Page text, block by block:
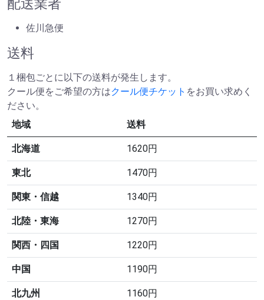
配送業者
佐川急便
送料
１梱包ごとに以下の送料が発生します。
クール便をご希望の方はクール便チケット をお買い求めく
ださい。
地域
送料
北海道 1620円
東北 1470円
関東・信越 1340円
北陸・東海 1270円
関西・四国 1220円
中国 1190円
北九州 1160円